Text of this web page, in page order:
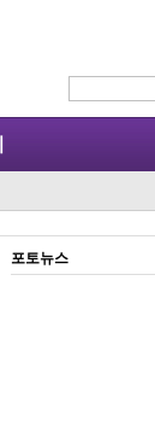
포토뉴스